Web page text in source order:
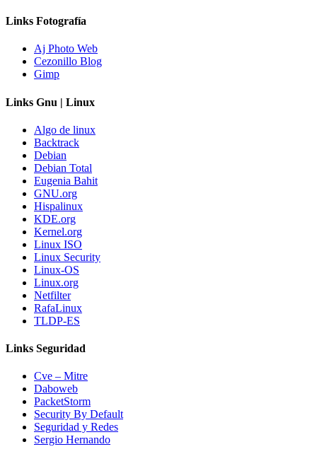
Links Fotografía
Aj Photo Web
Cezonillo Blog
Gimp
Links Gnu | Linux
Algo de linux
Backtrack
Debian
Debian Total
Eugenia Bahit
GNU.org
Hispalinux
KDE.org
Kernel.org
Linux ISO
Linux Security
Linux-OS
Linux.org
Netfilter
RafaLinux
TLDP-ES
Links Seguridad
Cve – Mitre
Daboweb
PacketStorm
Security By Default
Seguridad y Redes
Sergio Hernando